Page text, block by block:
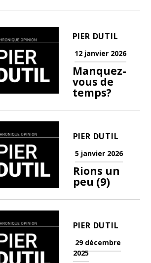
PIER DUTIL
12 janvier 2026
Manquez-
vous de
temps?
PIER DUTIL
5 janvier 2026
Rions un
peu (9)
PIER DUTIL
29 décembre
2025